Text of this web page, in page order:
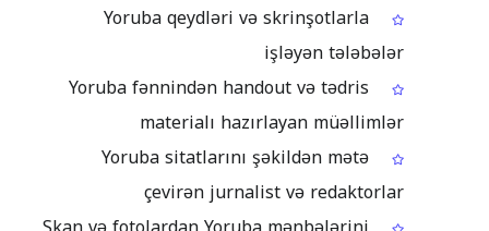
Yoruba qeydləri və skrinşotlarla
işləyən tələbələr
Yoruba fənnindən handout və tədris
materialı hazırlayan müəllimlər
Yoruba sitatlarını şəkildən mətə
çevirən jurnalist və redaktorlar